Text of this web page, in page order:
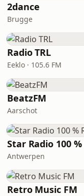
2dance
Brugge
Radio TRL
Eeklo · 105.6 FM
BeatzFM
Aarschot
Antwerpen
Retro Music FM